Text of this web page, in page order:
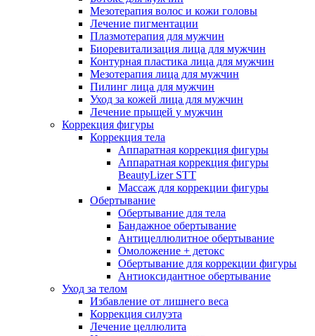
Мезотерапия волос и кожи головы
Лечение пигментации
Плазмотерапия для мужчин
Биоревитализация лица для мужчин
Контурная пластика лица для мужчин
Мезотерапия лица для мужчин
Пилинг лица для мужчин
Уход за кожей лица для мужчин
Лечение прыщей у мужчин
Коррекция фигуры
Коррекция тела
Аппаратная коррекция фигуры
Аппаратная коррекция фигуры
BeautyLizer STT
Массаж для коррекции фигуры
Обертывание
Обертывание для тела
Бандажное обертывание
Антицеллюлитное обертывание
Омоложение + детокс
Обертывание для коррекции фигуры
Антиоксидантное обертывание
Уход за телом
Избавление от лишнего веса
Коррекция силуэта
Лечение целлюлита